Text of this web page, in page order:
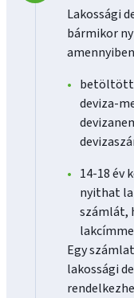
Lakossági
bármikor
deviza-
14-18 év
nyithat
számlát,
Egy
lakossági